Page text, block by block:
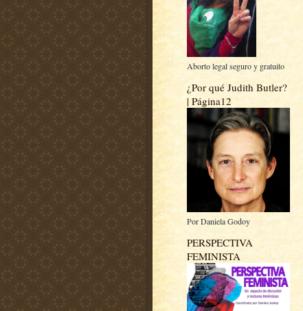
Aborto legal seguro y gratuito
¿Por qué Judith Butler?
| Página12
Por Daniela Godoy
PERSPECTIVA
FEMINISTA